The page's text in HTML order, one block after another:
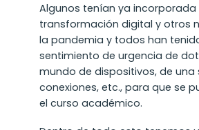
Algunos tenían ya incorporada
transformación digital y otros
la pandemia y todos han
sentimiento de urgencia de
mundo de dispositivos, de una
conexiones, etc., para que se
el curso académico.